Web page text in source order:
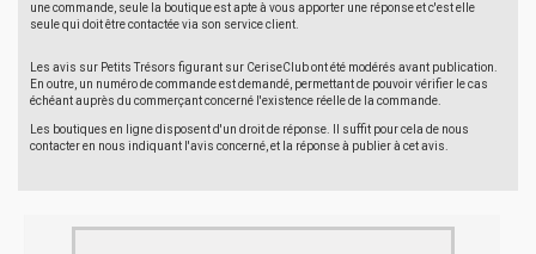
une commande, seule la boutique est apte à vous apporter une réponse et c'est elle
seule qui doit être contactée via son service client.
Les avis sur Petits Trésors figurant sur CeriseClub ont été modérés avant publication.
En outre, un numéro de commande est demandé, permettant de pouvoir vérifier le cas
échéant auprès du commerçant concerné l'existence réelle de la commande.
Les boutiques en ligne disposent d'un droit de réponse. Il suffit pour cela de nous
contacter en nous indiquant l'avis concerné, et la réponse à publier à cet avis.